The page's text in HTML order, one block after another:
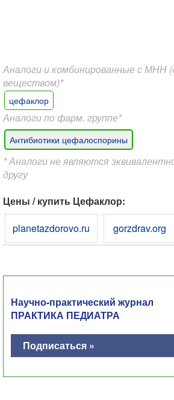
Аналоги и комбинированные с МНН
веществом)*
цефаклор
Аналоги по фарм. группе*
Антибиотики цефалоспорины
* Аналоги не являются
другу
Цены / купить Цефаклор:
planetazdorovo.ru
gorzdrav.org
Научно-практический журнал
ПРАКТИКА ПЕДИАТРА
Подписаться »